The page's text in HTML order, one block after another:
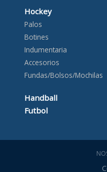
Hockey
Palos
Botines
Indumentaria
Accesorios
Fundas/Bolsos/Mochilas
Handball
Futbol